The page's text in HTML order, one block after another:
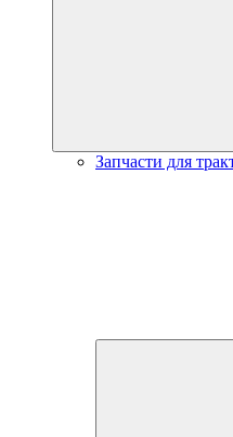
Запчасти для